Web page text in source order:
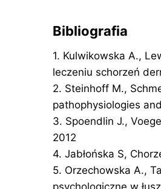
Bibliografia
1. Kulwikowska A.,
leczeniu schorzeń
2. Steinhoff M.,
pathophysiologies
3. Spoendlin J.,
2012
4. Jabłońska S,
5. Orzechowska A.,